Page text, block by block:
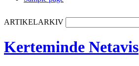
ARTIKELARKIV
Kerteminde Netavis